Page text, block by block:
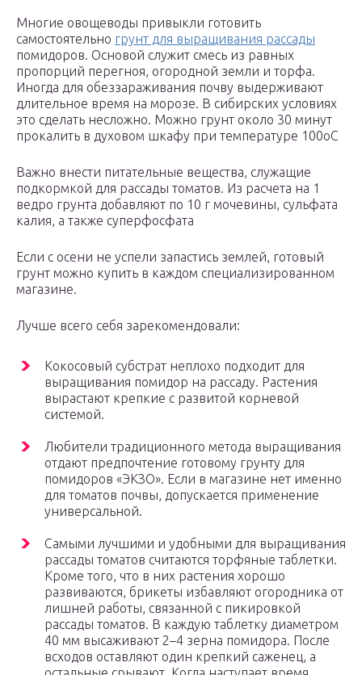
Многие овощеводы привыкли готовить
самостоятельно грунт для выращивания рассады
помидоров. Основой служит смесь из равных
пропорций перегноя, огородной земли и торфа.
Иногда для обеззараживания почву выдерживают
длительное время на морозе. В сибирских условиях
это сделать несложно. Можно грунт около 30 минут
прокалить в духовом шкафу при температуре 100оС
Важно внести питательные вещества, служащие
подкормкой для рассады томатов. Из расчета на 1
ведро грунта добавляют по 10 г мочевины, сульфата
калия, а также суперфосфата
Если с осени не успели запастись землей, готовый
грунт можно купить в каждом специализированном
магазине.
Лучше всего себя зарекомендовали:
Кокосовый субстрат неплохо подходит для
выращивания помидор на рассаду. Растения
вырастают крепкие с развитой корневой
системой.
Любители традиционного метода выращивания
отдают предпочтение готовому грунту для
помидоров «ЭКЗО». Если в магазине нет именно
для томатов почвы, допускается применение
универсальной.
Самыми лучшими и удобными для выращивания
рассады томатов считаются торфяные таблетки.
Кроме того, что в них растения хорошо
развиваются, брикеты избавляют огородника от
лишней работы, связанной с пикировкой
рассады томатов. В каждую таблетку диаметром
40 мм высаживают 2–4 зерна помидора. После
всходов оставляют один крепкий саженец, а